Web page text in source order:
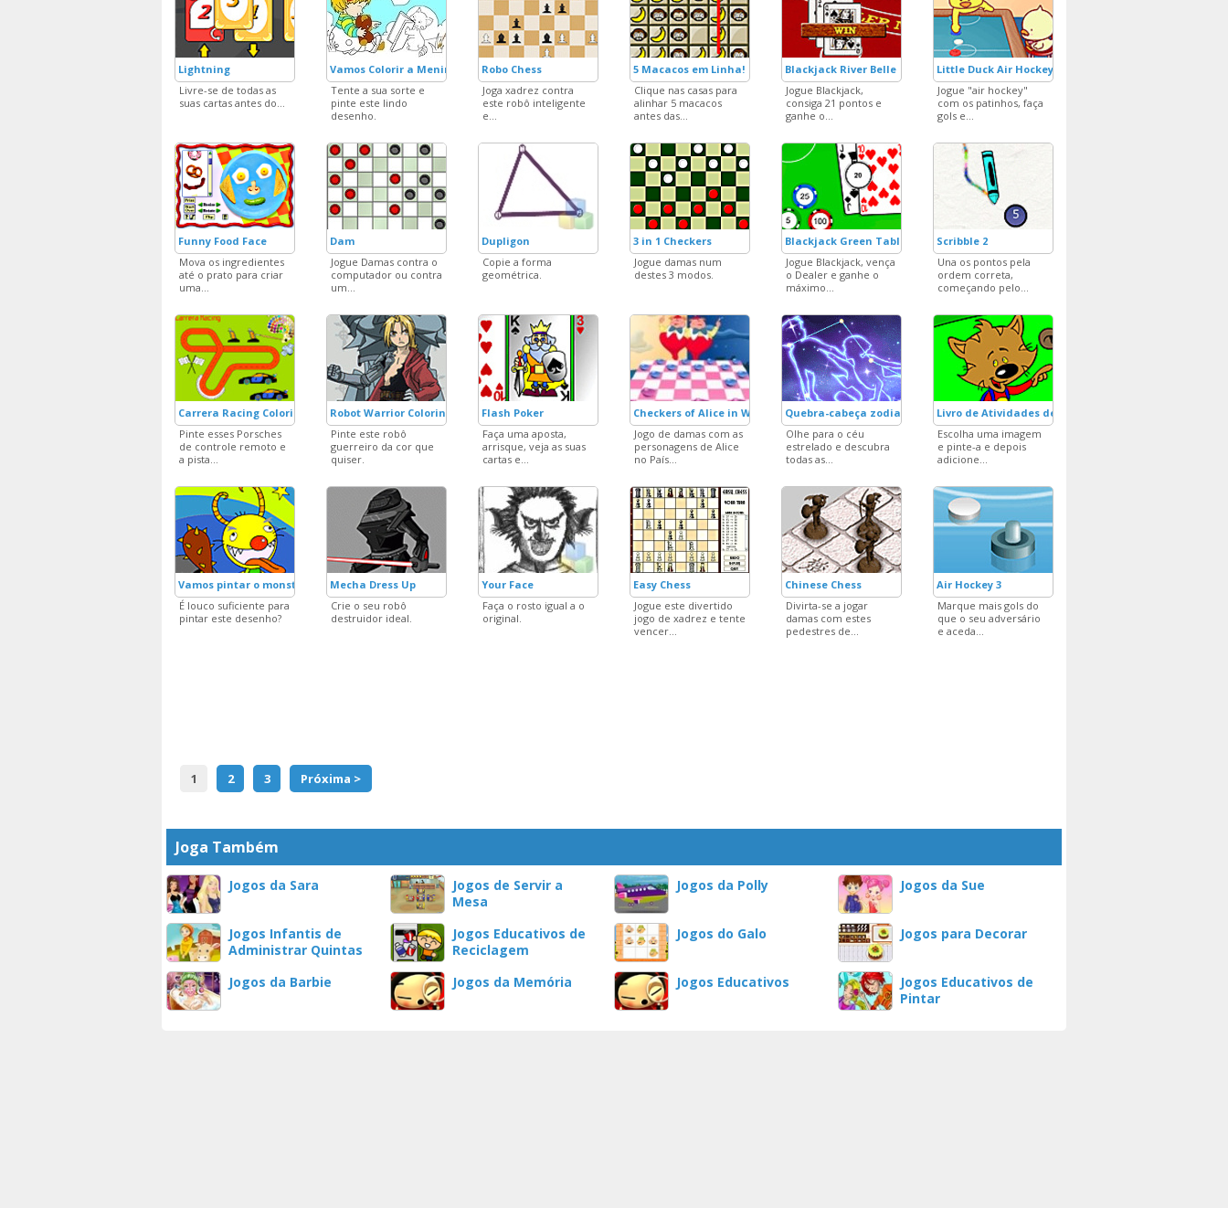
Lightning
Livre-se de todas as
suas cartas antes do...
Vamos Colorir a Menininha?
Tente a sua sorte e
pinte este lindo
desenho.
Robo Chess
Joga xadrez contra
este robô inteligente
e...
5 Macacos em Linha!
Clique nas casas para
alinhar 5 macacos
antes das...
Blackjack River Belle
Jogue Blackjack,
consiga 21 pontos e
ganhe o...
Little Duck Air Hockey
Jogue "air hockey"
com os patinhos, faça
gols e...
Funny Food Face
Mova os ingredientes
até o prato para criar
uma...
Dam
Jogue Damas contra o
computador ou contra
um...
Dupligon
Copie a forma
geométrica.
3 in 1 Checkers
Jogue damas num
destes 3 modos.
Blackjack Green Table
Jogue Blackjack, vença
o Dealer e ganhe o
máximo...
Scribble 2
Una os pontos pela
ordem correta,
começando pelo...
Carrera Racing Coloring
Pinte esses Porsches
de controle remoto e
a pista...
Robot Warrior Coloring
Pinte este robô
guerreiro da cor que
quiser.
Flash Poker
Faça uma aposta,
arrisque, veja as suas
cartas e...
Checkers of Alice in Wonderland
Jogo de damas com as
personagens de Alice
no País...
Quebra-cabeça zodiacal
Olhe para o céu
estrelado e descubra
todas as...
Livro de Atividades de Pintura
Escolha uma imagem
e pinte-a e depois
adicione...
Vamos pintar o monstrinho?
É louco suficiente para
pintar este desenho?
Mecha Dress Up
Crie o seu robô
destruidor ideal.
Your Face
Faça o rosto igual a o
original.
Easy Chess
Jogue este divertido
jogo de xadrez e tente
vencer...
Chinese Chess
Divirta-se a jogar
damas com estes
pedestres de...
Air Hockey 3
Marque mais gols do
que o seu adversário
e aceda...
1 2 3 Próxima >
Joga Também
Jogos da Sara
Jogos de Servir a
Mesa
Jogos da Polly Jogos da Sue
Jogos Infantis de
Administrar Quintas
Jogos Educativos de
Reciclagem
Jogos do Galo Jogos para Decorar
Jogos da Barbie Jogos da Memória Jogos Educativos
Jogos Educativos de
Pintar